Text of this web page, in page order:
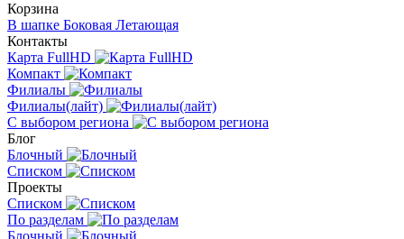
Корзина
В шапке Боковая Летающая
Контакты
Карта FullHD
Компакт
Филиалы
Филиалы(лайт)
С выбором региона
Блог
Блочный
Списком
Проекты
Списком
По разделам
Блочный